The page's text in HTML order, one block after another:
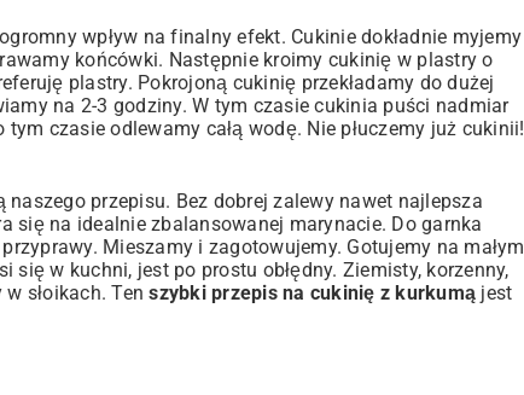
wpływ na finalny efekt. Cukinie dokładnie myjemy
końcówki. Następnie kroimy cukinię w plastry o
plastry. Pokrojoną cukinię przekładamy do dużej
na 2-3 godziny. W tym czasie cukinia puści nadmiar
czasie odlewamy całą wodę. Nie płuczemy już cukinii!
naszego przepisu. Bez dobrej zalewy nawet najlepsza
się na idealnie zbalansowanej marynacie. Do garnka
Mieszamy i zagotowujemy. Gotujemy na małym
się w kuchni, jest po prostu obłędny. Ziemisty, korzenny,
w słoikach. Tenszybki przepis na cukinię z kurkumą jest